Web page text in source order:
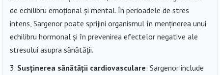
de echilibru emoțional și mental. În perioadele de stres
intens, Sargenor poate sprijini organismul în menținerea unui
echilibru hormonal și în prevenirea efectelor negative ale
stresului asupra sănătății.
Susținerea sănătății cardiovasculare: Sargenor include